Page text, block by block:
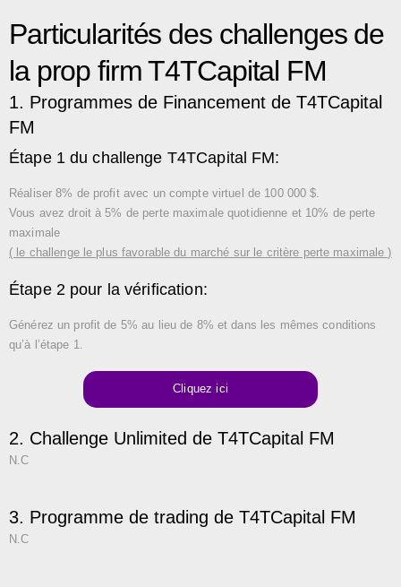
Particularités des challenges de
la prop firm T4TCapital FM
1. Programmes de Financement de T4TCapital
FM
Étape 1 du challenge T4TCapital FM:
Réaliser 8% de profit avec un compte virtuel de 100 000 $.
Vous avez droit à 5% de perte maximale quotidienne et 10% de perte
maximale
( le challenge le plus favorable du marché sur le critère perte maximale )
Étape 2 pour la vérification:
Générez un profit de 5% au lieu de 8% et dans les mêmes conditions
qu’à l’étape 1.
Cliquez ici
2. Challenge Unlimited de T4TCapital FM
N.C
3. Programme de trading de T4TCapital FM
N.C